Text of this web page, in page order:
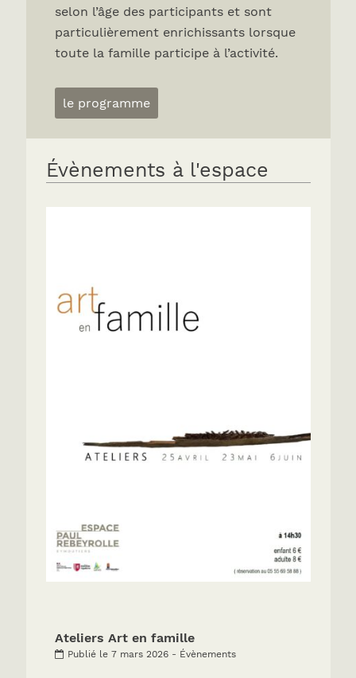
selon l’âge des participants et sont
particulièrement enrichissants lorsque
toute la famille participe à l’activité.
le programme
Évènements à l'espace
Ateliers Art en famille
Publié le 7 mars 2026 - Évènements